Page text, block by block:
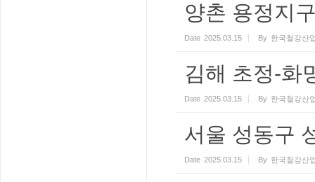
양촌 용정지
Date 2025.03.15 By 한국철강산
김해 초정-화
Date 2025.03.15 By 한국철강산
서울 성동구
Date 2025.03.15 By 한국철강산